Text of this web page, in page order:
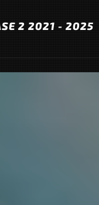
2 2021 - 2025